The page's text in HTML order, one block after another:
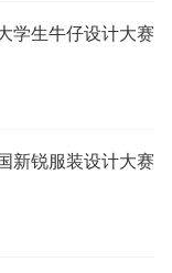
学生牛仔设计大赛
新锐服装设计大赛